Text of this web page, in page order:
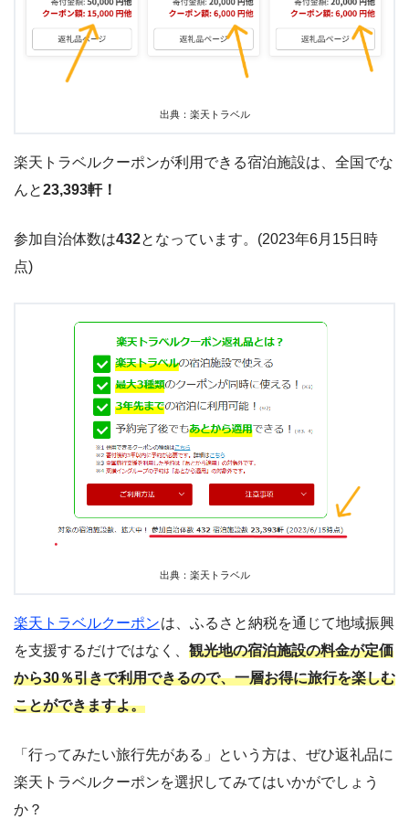
出典：楽天トラベル
楽天トラベルクーポンが利用できる宿泊施設は、全国でな
んと23,393軒！
参加自治体数は432となっています。 (2023年6月 15日時
点)
出典：楽天トラベル
楽天トラベルクーポンは、ふるさと納税を通じて地域振興
を支援するだけではなく、 観光地の宿泊施設の料金が定価
から30％引きで利用できるので、一層お得に旅行を楽しむ
ことができますよ。
「行ってみたい旅行先がある」という方は、ぜひ返礼品に
楽天トラベルクーポンを選択してみてはいかがでしょう
か？